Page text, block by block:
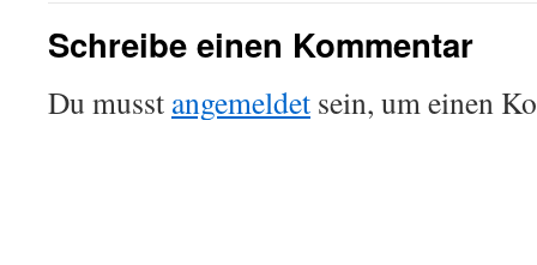
Schreibe einen Kommentar
Du musst angemeldet sein, um einen